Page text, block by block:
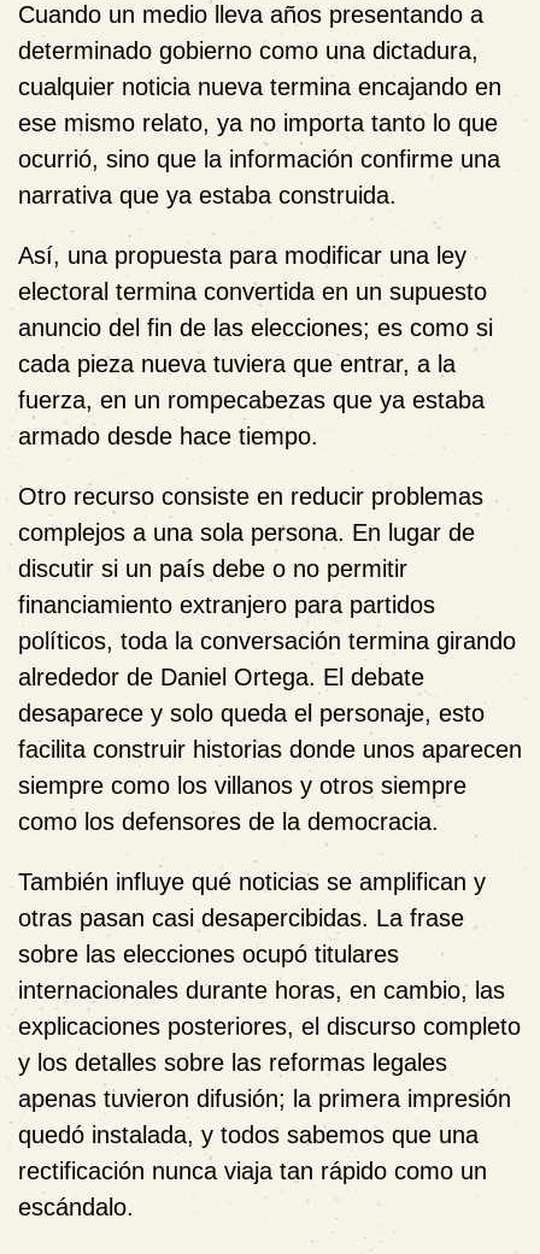
Cuando un medio lleva años presentando a
determinado gobierno como una dictadura,
cualquier noticia nueva termina encajando en
ese mismo relato, ya no importa tanto lo que
ocurrió, sino que la información confirme una
narrativa que ya estaba construida.
Así, una propuesta para modificar una ley
electoral termina convertida en un supuesto
anuncio del fin de las elecciones; es como si
cada pieza nueva tuviera que entrar, a la
fuerza, en un rompecabezas que ya estaba
armado desde hace tiempo.
Otro recurso consiste en reducir problemas
complejos a una sola persona. En lugar de
discutir si un país debe o no permitir
financiamiento extranjero para partidos
políticos, toda la conversación termina girando
alrededor de Daniel Ortega. El debate
desaparece y solo queda el personaje, esto
facilita construir historias donde unos aparecen
siempre como los villanos y otros siempre
como los defensores de la democracia.
También influye qué noticias se amplifican y
otras pasan casi desapercibidas. La frase
sobre las elecciones ocupó titulares
internacionales durante horas, en cambio, las
explicaciones posteriores, el discurso completo
y los detalles sobre las reformas legales
apenas tuvieron difusión; la primera impresión
quedó instalada, y todos sabemos que una
rectificación nunca viaja tan rápido como un
escándalo.